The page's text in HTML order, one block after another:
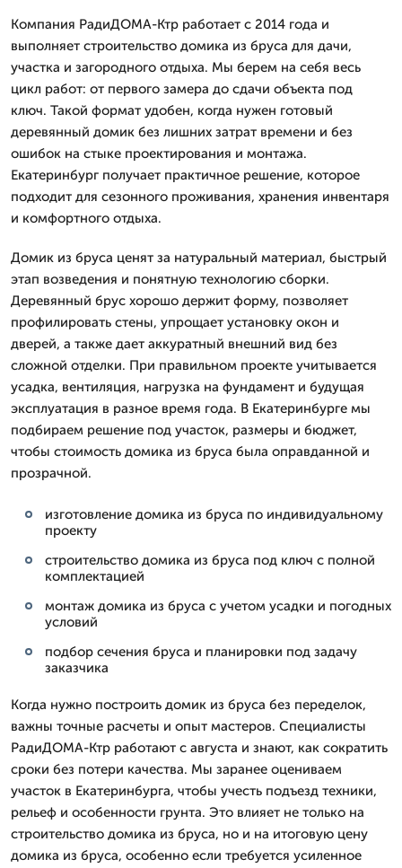
Компания РадиДОМА-Ктр работает с 2014 года и
выполняет строительство домика из бруса для дачи,
участка и загородного отдыха. Мы берем на себя весь
цикл работ: от первого замера до сдачи объекта под
ключ. Такой формат удобен, когда нужен готовый
деревянный домик без лишних затрат времени и без
ошибок на стыке проектирования и монтажа.
Екатеринбург получает практичное решение, которое
подходит для сезонного проживания, хранения инвентаря
и комфортного отдыха.
Домик из бруса ценят за натуральный материал, быстрый
этап возведения и понятную технологию сборки.
Деревянный брус хорошо держит форму, позволяет
профилировать стены, упрощает установку окон и
дверей, а также дает аккуратный внешний вид без
сложной отделки. При правильном проекте учитывается
усадка, вентиляция, нагрузка на фундамент и будущая
эксплуатация в разное время года. В Екатеринбурге мы
подбираем решение под участок, размеры и бюджет,
чтобы стоимость домика из бруса была оправданной и
прозрачной.
изготовление домика из бруса по индивидуальному
проекту
строительство домика из бруса под ключ с полной
комплектацией
монтаж домика из бруса с учетом усадки и погодных
условий
подбор сечения бруса и планировки под задачу
заказчика
Когда нужно построить домик из бруса без переделок,
важны точные расчеты и опыт мастеров. Специалисты
РадиДОМА-Ктр работают с августа и знают, как сократить
сроки без потери качества. Мы заранее оцениваем
участок в Екатеринбурга, чтобы учесть подъезд техники,
рельеф и особенности грунта. Это влияет не только на
строительство домика из бруса, но и на итоговую цену
домика из бруса, особенно если требуется усиленное